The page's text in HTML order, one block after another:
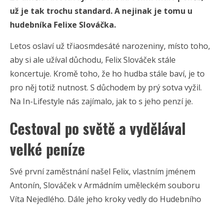
už je tak trochu standard. A nejinak je tomu u
hudebníka Felixe Slováčka.
Letos oslaví už třiaosmdesáté narozeniny, místo toho,
aby si ale užíval důchodu, Felix Slováček stále
koncertuje. Kromě toho, že ho hudba stále baví, je to
pro něj totiž nutnost. S důchodem by prý sotva vyžil.
Na In-Lifestyle nás zajímalo, jak to s jeho penzí je.
Cestoval po světě a vydělával
velké peníze
Své první zaměstnání našel Felix, vlastním jménem
Antonín, Slováček v Armádním uměleckém souboru
Víta Nejedlého. Dále jeho kroky vedly do Hudebního